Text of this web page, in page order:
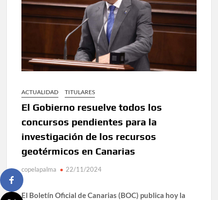
ACTUALIDAD TITULARES
El Gobierno resuelve todos los
concursos pendientes para la
investigación de los recursos
geotérmicos en Canarias
copelapalma 22/11/2024
El Boletín Oficial de Canarias (BOC) publica hoy la